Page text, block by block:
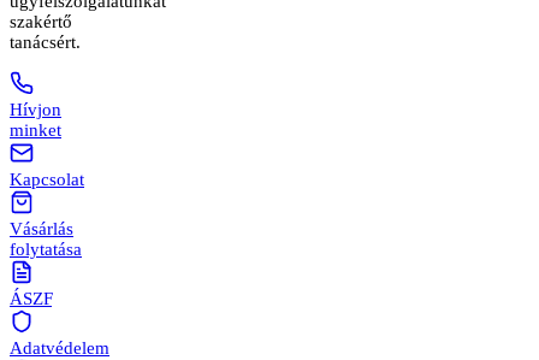
szakértő
tanácsért.
Hívjon
minket
Kapcsolat
Vásárlás
folytatása
ÁSZF
Adatvédelem